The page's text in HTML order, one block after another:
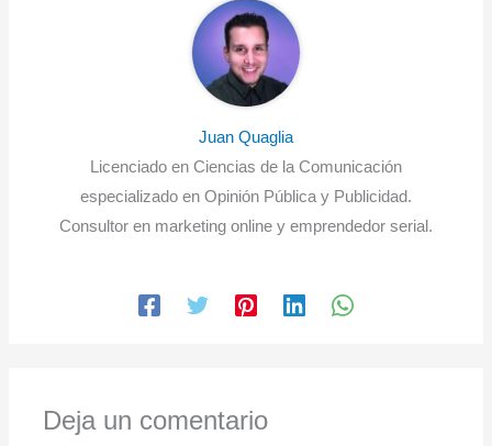
Juan Quaglia
Licenciado en Ciencias de la Comunicación
especializado en Opinión Pública y Publicidad.
Consultor en marketing online y emprendedor serial.
Deja un comentario